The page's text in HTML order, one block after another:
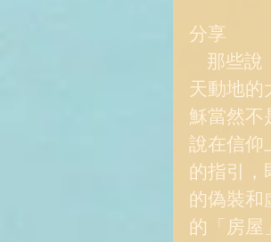
分享
天動地
穌當然不
說在信仰
的指引，
的偽裝和
的「房屋